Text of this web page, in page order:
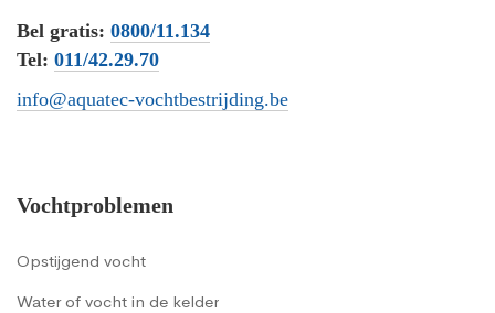
Bel gratis: 0800/11.134
Tel: 011/42.29.70
info@aquatec-vochtbestrijding.be
Vochtproblemen
Opstijgend vocht
Water of vocht in de kelder